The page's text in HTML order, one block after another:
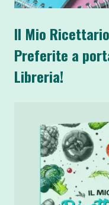
Il Mio
Preferite a
Libreria!